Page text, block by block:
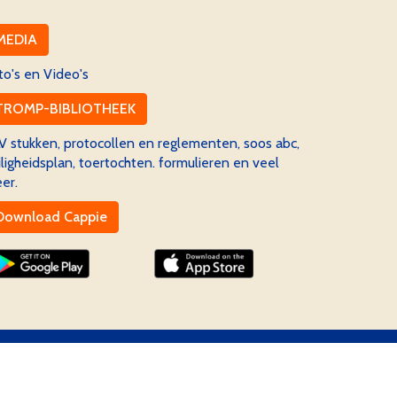
en Video's
BIBLIOTHEEK
stukken, protocollen en reglementen, soos abc,
toertochten. formulieren en veel
Cappie